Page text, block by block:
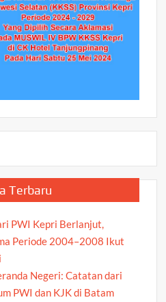
Terbaru
PWI Kepri Berlanjut,
Periode 2004–2008 Ikut
Negeri: Catatan dari
PWI dan KJK di Batam